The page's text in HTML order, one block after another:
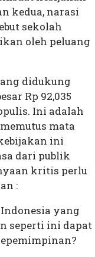
kedua, narasi
sekolah
oleh peluang
didukung
Rp 92,035
Ini adalah
mata
ini
dari publik
kritis perlu
:
yang
seperti ini dapat